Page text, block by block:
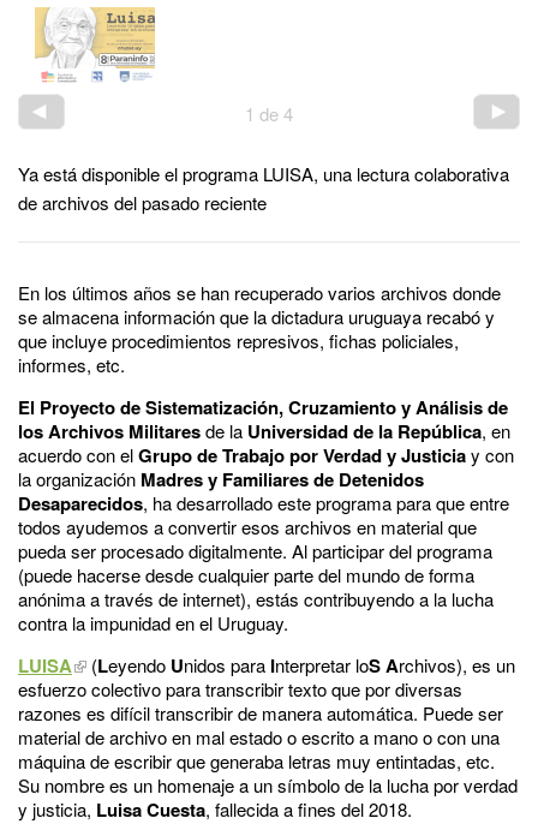
1 de4
Ya está disponible el programa LUISA, una lectura colaborativa
de archivos del pasado reciente
En los últimos años se han recuperado varios archivos donde
se almacena información que la dictadura uruguaya recabó y
que incluye procedimientos represivos, fichas policiales,
informes, etc.
El Proyecto de Sistematización, Cruzamiento y Análisis de
los Archivos Militaresde la Universidad de la República, en
acuerdo con elGrupo de Trabajo por Verdad y Justiciay con
la organización Madres y Familiares de Detenidos
Desaparecidos, ha desarrollado este programa para que entre
todos ayudemos a convertir esos archivos en material que
pueda ser procesado digitalmente. Al participar del programa
(puede hacerse desde cualquier parte del mundo de forma
anónima a través de internet), estás contribuyendo a la lucha
contra la impunidad en el Uruguay.
LUISA (Leyendo Unidos para Interpretar loSArchivos), es un
esfuerzo colectivo para transcribir texto que por diversas
razones es difícil transcribir de manera automática. Puede ser
material de archivo en mal estado o escrito a mano o con una
máquina de escribir que generaba letras muy entintadas, etc.
Su nombre es un homenaje a un símbolo de la lucha por verdad
y justicia, Luisa Cuesta, fallecida a fines del 2018.